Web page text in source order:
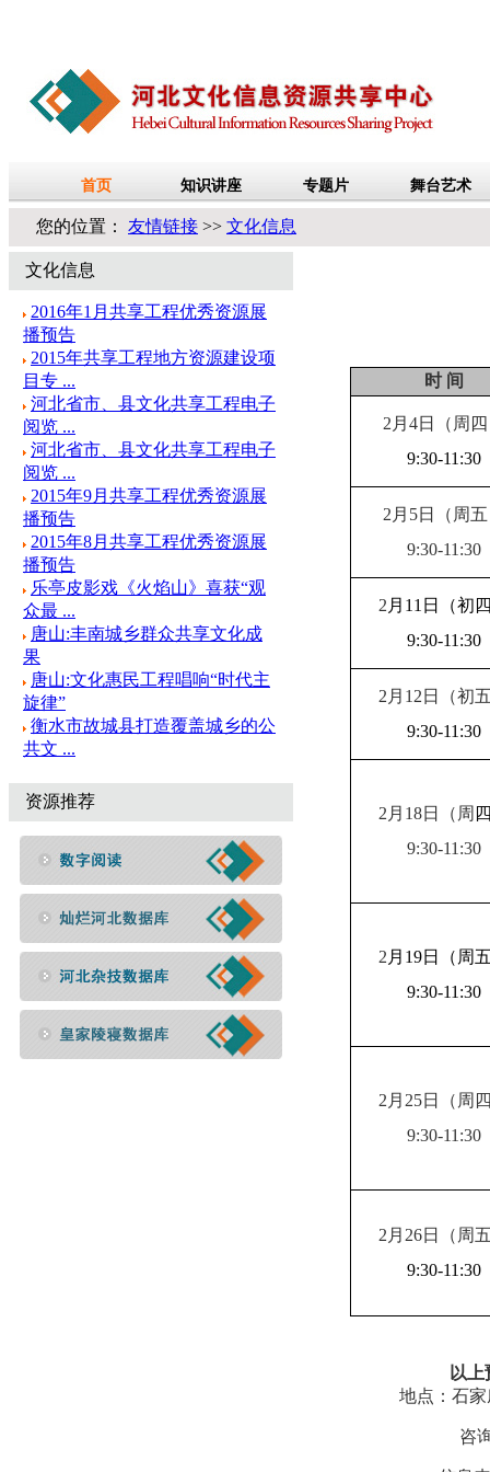
您的位置： 友情链接 >> 文化信息
文化信息
2016年1月共享工程优秀资源展
播预告
2015年共享工程地方资源建设项
目专 ...
河北省市、县文化共享工程电子
阅览 ...
河北省市、县文化共享工程电子
阅览 ...
2015年9月共享工程优秀资源展
播预告
2015年8月共享工程优秀资源展
播预告
乐亭皮影戏《火焰山》喜获“观
众最 ...
唐山:丰南城乡群众共享文化成
果
唐山:文化惠民工程唱响“时代主
旋律”
衡水市故城县打造覆盖城乡的公
共文 ...
资源推荐
时 间
2 月 4日
（周
9:30-11:30
2 月 5日 （周 五
9:30-11:30
2 月 11 日
（初
9:30-11:30
2 月 12 日 （初
9:30-11:30
2 月 18日 （周
9:30-11:30
2 月 19日
（周
9:30-11:30
2 月 25日 （周
9:30-11:30
2 月 26日 （周
9:30-11:30
以
地点：石
咨